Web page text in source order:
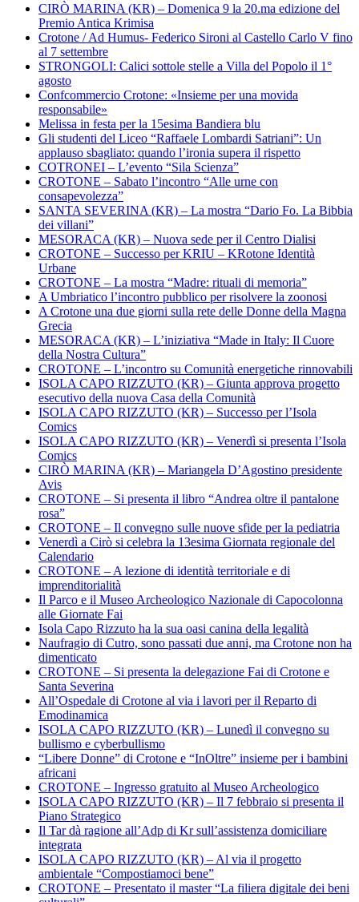
CIRÒ MARINA (KR) – Domenica 9 la 20.ma edizione del
Premio Antica Krimisa
Crotone / Ad Humus- Federico Sironi al Castello Carlo V fino
al 7 settembre
STRONGOLI: Calici sottole stelle a Villa del Popolo il 1°
agosto
Confcommercio Crotone: «Insieme per una movida
responsabile»
Melissa in festa per la 15esima Bandiera blu
Gli studenti del Liceo “Raffaele Lombardi Satriani”: Un
applauso sbagliato: quando l’ironia supera il rispetto
COTRONEI – L’evento “Sila Scienza”
CROTONE – Sabato l’incontro “Alle urne con
consapevolezza”
SANTA SEVERINA (KR) – La mostra “Dario Fo. La Bibbia
dei villani”
MESORACA (KR) – Nuova sede per il Centro Dialisi
CROTONE – Successo per KRIU – KRotone Identità
Urbane
CROTONE – La mostra “Madre: rituali di memoria”
A Umbriatico l’incontro pubblico per risolvere la zoonosi
A Crotone una due giorni sulla rete delle Donne della Magna
Grecia
MESORACA (KR) – L’iniziativa “Made in Italy: Il Cuore
della Nostra Cultura”
CROTONE – L’incontro su Comunità energetiche rinnovabili
ISOLA CAPO RIZZUTO (KR) – Giunta approva progetto
esecutivo della nuova Casa della Comunità
ISOLA CAPO RIZZUTO (KR) – Successo per l’Isola
Comics
ISOLA CAPO RIZZUTO (KR) – Venerdì si presenta l’Isola
Comics
CIRÒ MARINA (KR) – Mariangela D’Agostino presidente
Avis
CROTONE – Si presenta il libro “Andrea oltre il pantalone
rosa”
CROTONE – Il convegno sulle nuove sfide per la pediatria
Venerdì a Cirò si celebra la 13esima Giornata regionale del
Calendario
CROTONE – A lezione di identità territoriale e di
imprenditorialità
Il Parco e il Museo Archeologico Nazionale di Capocolonna
alle Giornate Fai
Isola Capo Rizzuto ha la sua oasi canina della legalità
Naufragio di Cutro, sono passati due anni, ma Crotone non ha
dimenticato
CROTONE – Si presenta la delegazione Fai di Crotone e
Santa Severina
All’Ospedale di Crotone al via i lavori per il Reparto di
Emodinamica
ISOLA CAPO RIZZUTO (KR) – Lunedì il convegno su
bullismo e cyberbullismo
“Libere Donne” di Crotone e “InOltre” insieme per i bambini
africani
CROTONE – Ingresso gratuito al Museo Archeologico
ISOLA CAPO RIZZUTO (KR) – Il 7 febbraio si presenta il
Piano Strategico
Il Tar dà ragione all’Adp di Kr sull’assistenza domiciliare
integrata
ISOLA CAPO RIZZUTO (KR) – Al via il progetto
ambientale “Compostiamoci bene”
CROTONE – Presentato il master “La filiera digitale dei beni